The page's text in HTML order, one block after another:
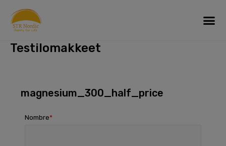
content
Testilomakkeet
magnesium_300_half_price
Nombre